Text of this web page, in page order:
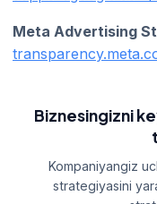
Meta Advertising
Biznesingizni
Kompaniyangiz
strategiyasini